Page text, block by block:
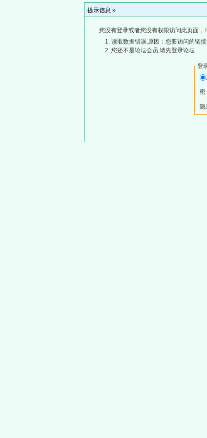
提示信息 »
您没有登录或者您没有权限访问此页面，
读取数据错误,原因：您要访问的链
您还不是论坛会员,请先登录论坛
登
隐